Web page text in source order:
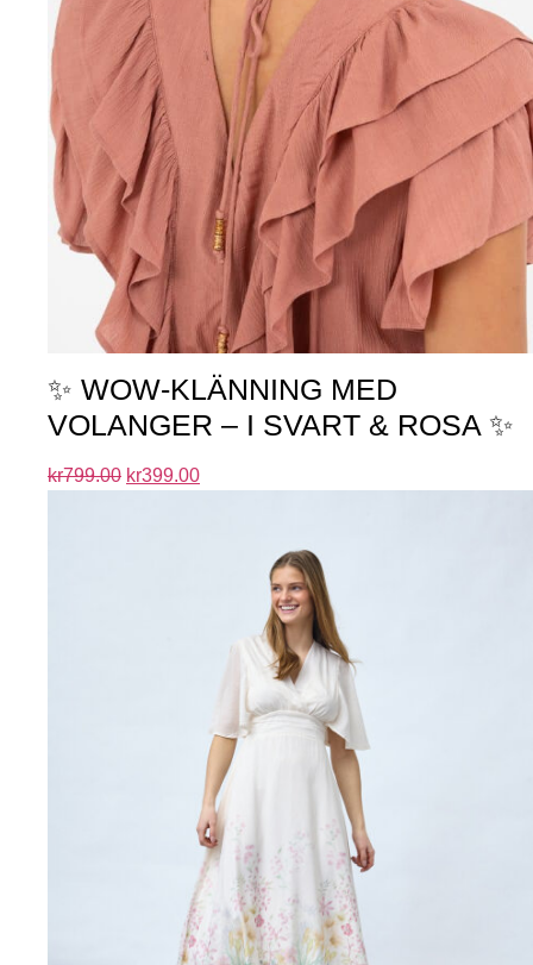
✨ WOW-KLÄNNING MED
VOLANGER – I SVART & ROSA ✨
kr799.00 kr399.00